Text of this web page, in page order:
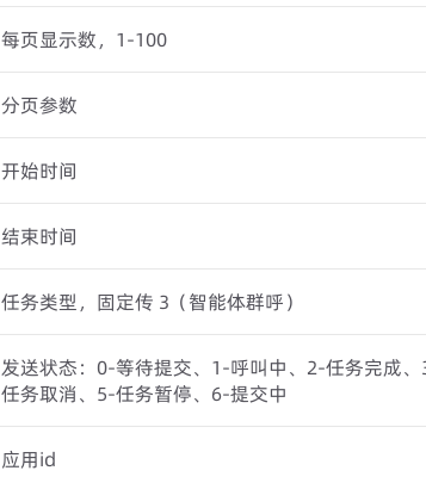
每页显示数，1-100
分页参数
开始时间
结束时间
任务类型，固定传 3（智能体群呼）
发送状态：0-等待提交、1-呼叫中、2-任务完成
任务取消、5-任务暂停、6-提交中
应用id